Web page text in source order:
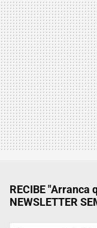
RECIBE "Arranca
NEWSLETTER